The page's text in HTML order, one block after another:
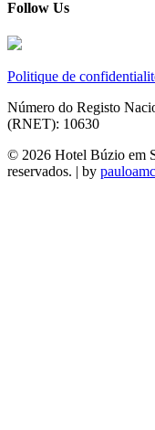
Follow Us
Politique de
Número do Registo
(RNET): 10630
© 2026 Hotel Búzio em
reservados. | by